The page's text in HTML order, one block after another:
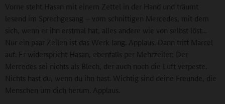
Vorne steht Hasan mit einem Zettel in der Hand und träumt
lesend im Sprechgesang – vom schnittigen Mercedes, mit dem
sich, wenn er ihn erstmal hat, alles andere wie von selbst löst...
Nur ein paar Zeilen ist das Werk lang. Applaus. Dann tritt Marcel
auf. Er widerspricht Hasan, ebenfalls per Mehrzeiler: Der
Mercedes sei nichts als Blech, der auch noch die Luft verpeste.
Nichts hast du, wenn du ihn hast. Wichtig sind deine Freunde, die
Menschen um dich herum. Applaus.